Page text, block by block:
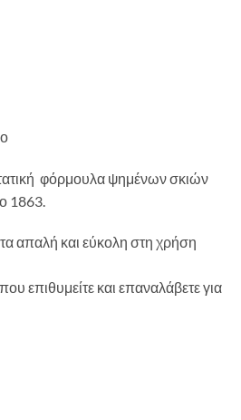
€.
φόρμουλα ψημένων σκιών
1863.
απαλή και εύκολη στη χρήση
επιθυμείτε και επαναλάβετε για